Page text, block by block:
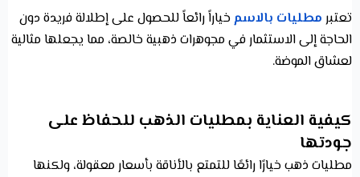
تعتبر مطليات بالاسمخياراً رائعاً للحصول على إطلالة فريدة دون
الحاجة إلى الاستثمار في مجوهرات ذهبية خالصة، مما يجعلها مثالية
لعشاق الموضة.
كيفية العناية بمطليات الذهب للحفاظ على
جودتها
مطليات ذهب خيارًا رائعًا للتمتع بالأناقة بأسعار معقولة، ولكنها